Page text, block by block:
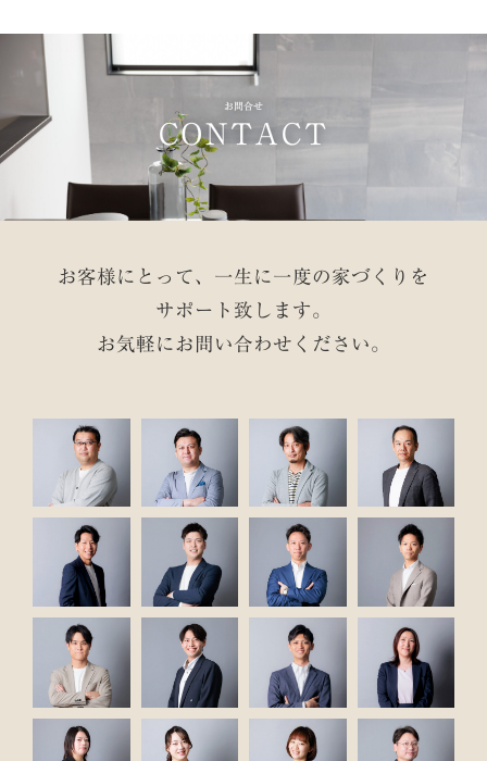
お問合せ
CONTACT
お客様にとって、一生に一度の家づくりを
サポート致します。
お気軽にお問い合わせください。